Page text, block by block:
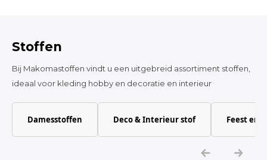
Katoen
Stoffen
Bij Makomastoffen vindt u een uitgebreid assortiment stoffen,
ideaal voor kleding hobby en decoratie en interieur
Damesstoffen Deco & Interieur stof Feest en